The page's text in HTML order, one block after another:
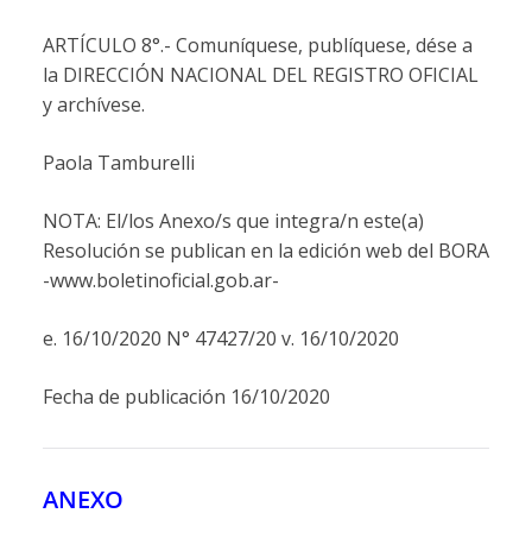
ARTÍCULO 8°.- Comuníquese, publíquese, dése a
la DIRECCIÓN NACIONAL DEL REGISTRO OFICIAL
y archívese.
Paola Tamburelli
NOTA: El/los Anexo/s que integra/n este(a)
Resolución se publican en la edición web del BORA
-www.boletinoficial.gob.ar-
e. 16/10/2020 N° 47427/20 v. 16/10/2020
Fecha de publicación 16/10/2020
ANEXO